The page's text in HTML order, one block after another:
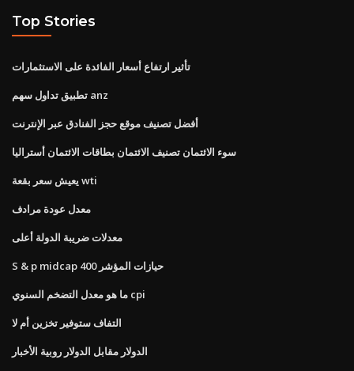
Top Stories
تأثير ارتفاع أسعار الفائدة على الاستثمارات
تطبيق تداول سهم anz
أفضل تصنيف موقع حجز الفنادق عبر الإنترنت
سوء الائتمان تصنيف الائتمان بطاقات الائتمان أستراليا
يعيش سعر بقعة wti
معدل عودة مرادف
معدلات ضريبة الدولة أعلى
S & p midcap 400 حيازات المؤشر
ما هو معدل التضخم السنوي cpi
التفاف ستوفير تخزين أم لا
الدولار مقابل الدولار روبية الأخبار